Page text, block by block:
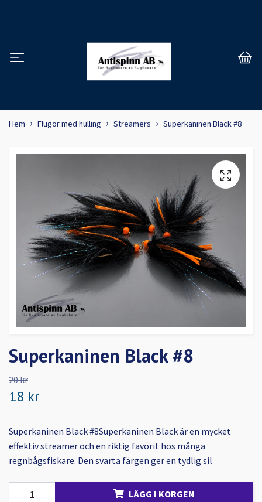
Hem Flugor med hulling Streamers Superkaninen Black #8
Superkaninen Black #8
20 kr
18 kr
Superkaninen Black #8Superkaninen Black är en mycket
effektiv streamer och en riktig favorit hos många
regnbågsfiskare. Den svarta färgen ger en tydlig sil
LÄGG I KORGEN